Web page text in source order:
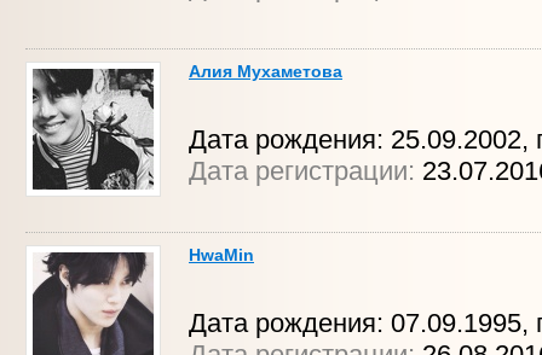
Алия Мухаметова
Дата рождения: 25.09.2002,
Дата регистрации:
HwaMin
Дата рождения: 07.09.1995,